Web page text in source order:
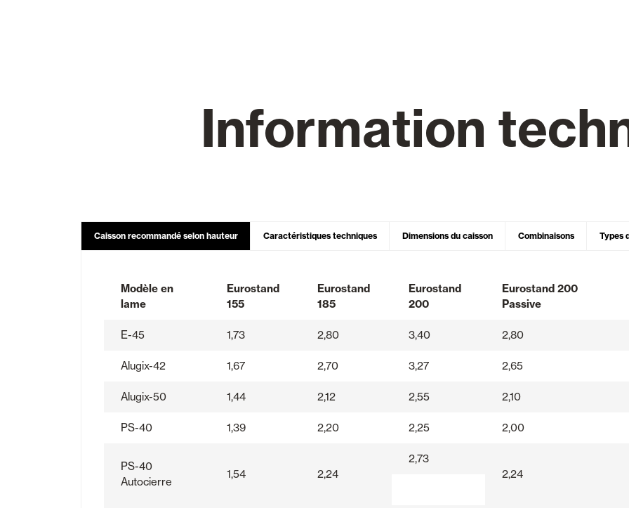
Information
Caisson recommandé selon hauteur Caractéristiques techniques Dimensions du caisson Combinaisons Types
Modèle en
lame
Eurostand
155
Eurostand
185
Eurostand
200
Eurostand 200
Passive
E-45 1,73 2,80 3,40 2,80
Alugix-42 1,67 2,70 3,27 2,65
Alugix-50 1,44 2,12 2,55 2,10
PS-40 1,39 2,20 2,25 2,00
PS-40
Autocierre
1,54 2,24
2,73
2,24